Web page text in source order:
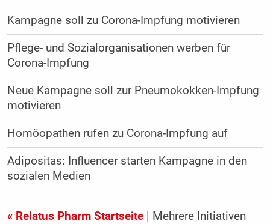
Kampagne soll zu Corona-Impfung motivieren
Pflege- und Sozialorganisationen werben für
Corona-Impfung
Neue Kampagne soll zur Pneumokokken-Impfung
motivieren
Homöopathen rufen zu Corona-Impfung auf
Adipositas: Influencer starten Kampagne in den
sozialen Medien
« Relatus Pharm Startseite| Mehrere Initiativen